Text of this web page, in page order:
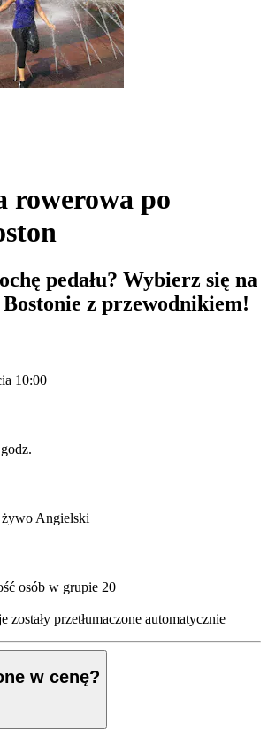
rowerowa po
pedału? Wybierz się na
z przewodnikiem!
10:00
żywo Angielski
osób w grupie 20
zostały przetłumaczone automatycznie
w cenę?